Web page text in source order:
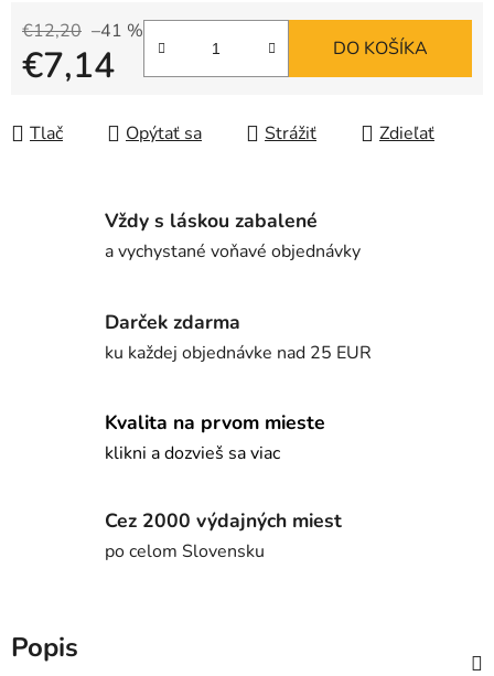
€12,20 –41 %
€7,14 DO KOŠÍKA
Tlač Opýtať sa Strážiť Zdieľať
Vždy s láskou zabalené
a vychystané voňavé objednávky
Darček zdarma
ku každej objednávke nad 25 EUR
Kvalita na prvom mieste
klikni a dozvieš sa viac
Cez 2000 výdajných miest
po celom Slovensku
Popis